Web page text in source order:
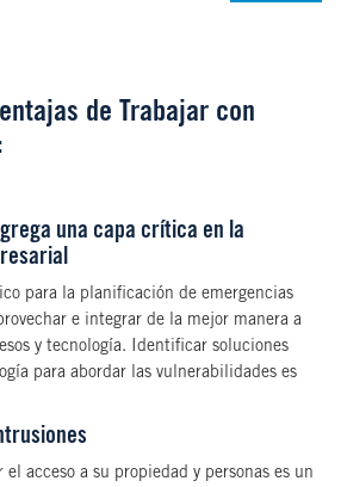
de Trabajar con
una capa crítica en la
para la planificación de emergencias
e integrar de la mejor manera a
y tecnología. Identificar soluciones
para abordar las vulnerabilidades es
acceso a su propiedad y personas es un